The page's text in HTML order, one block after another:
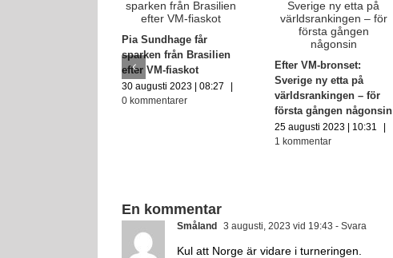
Pia Sundhage får
sparken från Brasilien
efter VM-fiaskot
30 augusti 2023 | 08:27
|
0 kommentarer
Efter VM-bronset:
Sverige ny etta på
världsrankingen – för
första gången någonsin
25 augusti 2023 | 10:31
|
1 kommentar
En kommentar
Småland 3 augusti, 2023 vid 19:43 - Svara
Kul att Norge är vidare i turneringen.